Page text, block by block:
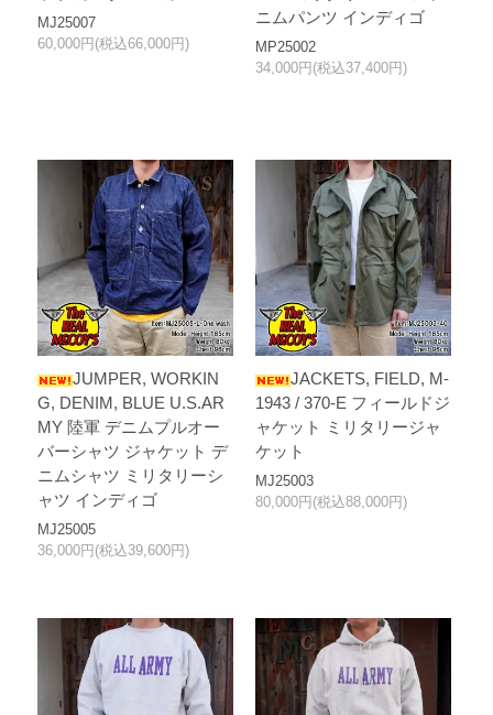
MJ25007
60,000円(税込66,000円)
ニムパンツ インディゴ
MP25002
34,000円(税込37,400円)
JUMPER, WORKIN
G, DENIM, BLUE U.S.AR
MY 陸軍 デニムプルオー
バーシャツ ジャケット デ
ニムシャツ ミリタリーシ
ャツ インディゴ
MJ25005
36,000円(税込39,600円)
JACKETS, FIELD, M-
1943 / 370-E フィールドジ
ャケット ミリタリージャ
ケット
MJ25003
80,000円(税込88,000円)